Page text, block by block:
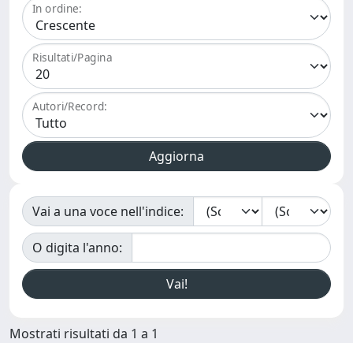
In ordine:
Risultati/Pagina
Autori/Record:
Vai a una voce nell'indice:
O digita l'anno:
Mostrati risultati da 1 a 1